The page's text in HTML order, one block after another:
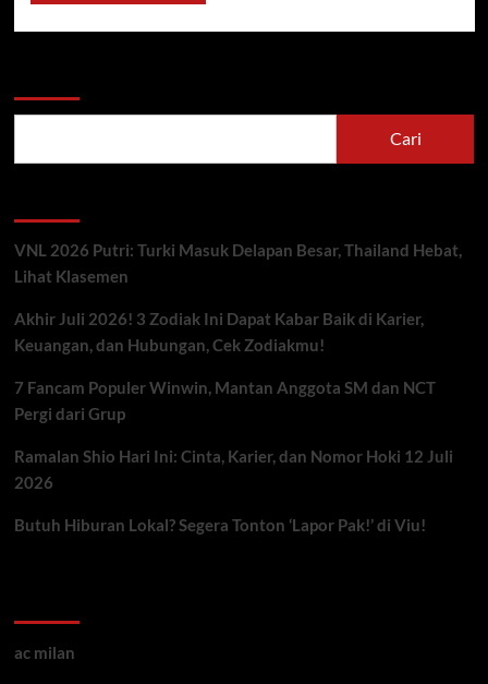
Cari
VNL 2026 Putri: Turki Masuk Delapan Besar, Thailand Hebat,
Lihat Klasemen
Akhir Juli 2026! 3 Zodiak Ini Dapat Kabar Baik di Karier,
Keuangan, dan Hubungan, Cek Zodiakmu!
7 Fancam Populer Winwin, Mantan Anggota SM dan NCT
Pergi dari Grup
Ramalan Shio Hari Ini: Cinta, Karier, dan Nomor Hoki 12 Juli
2026
Butuh Hiburan Lokal? Segera Tonton ‘Lapor Pak!’ di Viu!
ac milan